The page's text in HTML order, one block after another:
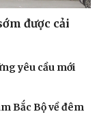
được cải
yêu cầu mới
Bắc Bộ về đêm